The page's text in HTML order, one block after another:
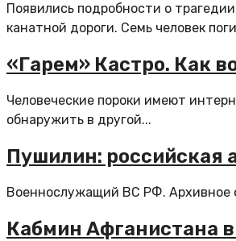
Появились подробности о
канатной дороги. Семь человек
«Гарем» Кастро. Как
Человеческие пороки имеют
обнаружить в другой...
Пушилин: российская
Военнослужащий ВС РФ. Архивное
Кабмин Афганистана